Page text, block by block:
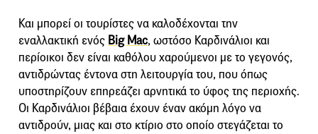
Και μπορεί οι τουρίστες να καλοδέχονται την
εναλλακτική ενός Big Mac, ωστόσο Καρδινάλιοι και
περίοικοι δεν είναι καθόλου χαρούμενοι με το γεγονός,
αντιδρώντας έντονα στη λειτουργία του, που όπως
υποστηρίζουν επηρεάζει αρνητικά το ύφος της περιοχής.
Οι Καρδινάλιοι βέβαια έχουν έναν ακόμη λόγο να
αντιδρούν, μιας και στο κτίριο στο οποίο στεγάζεται το